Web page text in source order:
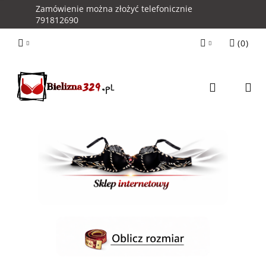
Zamówienie można złożyć telefonicznie
791812690
Zarejestruj się
(0)